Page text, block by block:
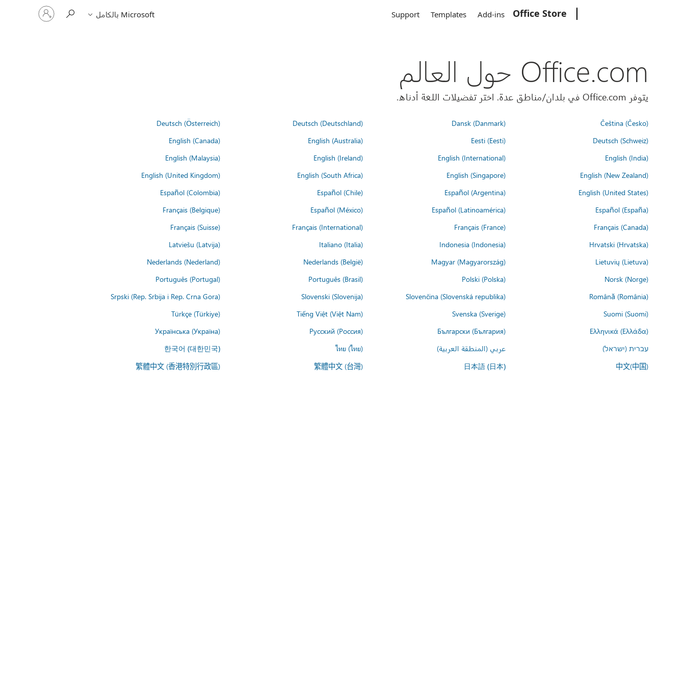
Office Store
Add-ins
Templates
Support Microsoft بالكامل
تسجيل
الدخول
إلى
Office.com حول العالم
يتوفر Office.com في بلدان/مناطق عدة. اختر تفضيلات اللغة أدناه.
Čeština (Česko)
Dansk (Danmark)
Deutsch (Deutschland)
Deutsch (Österreich)
Deutsch (Schweiz)
Eesti (Eesti)
English (Australia)
English (Canada)
English (India)
English (International)
English (Ireland)
English (Malaysia)
English (New Zealand)
English (Singapore)
English (South Africa)
English (United Kingdom)
English (United States)
Español (Argentina)
Español (Chile)
Español (Colombia)
Español (España)
Español (Latinoamérica)
Español (México)
Français (Belgique)
Français (Canada)
Français (France)
Français (International)
Français (Suisse)
Hrvatski (Hrvatska)
Indonesia (Indonesia)
Italiano (Italia)
Latviešu (Latvija)
Lietuvių (Lietuva)
Magyar (Magyarország)
Nederlands (België)
Nederlands (Nederland)
Norsk (Norge)
Polski (Polska)
Português (Brasil)
Português (Portugal)
Română (România)
Slovenčina (Slovenská republika)
Slovenski (Slovenija)
Srpski (Rep. Srbija i Rep. Crna Gora)
Suomi (Suomi)
Svenska (Sverige)
Tiếng Việt (Việt Nam)
Türkçe (Türkiye)
Ελληνικά (Ελλάδα)
Български (България)
Русский (Россия)
Українська (Україна)
עברית (ישראל)
عربي (المنطقة العربية) ไทย (ไทย)
한국어 (대한민국)
中文(中国)
日本語 (日本)
繁體中文 (台灣)
繁體中文 (香港特別行政區)